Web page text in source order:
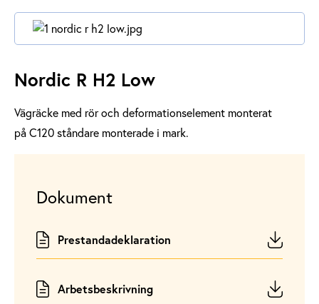
Nordic R H2 Low
Vägräcke med rör och deformationselement monterat
på C120 ståndare monterade i mark.
Dokument
Prestandadeklaration
Arbetsbeskrivning